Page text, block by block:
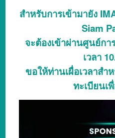
สำหรับการเข้ามายัง
Siam
จะต้องเข้าผ่านศูนย์ก
เวลา
ขอให้ท่านเผื่อเวลาสำ
ทะเบียนเ